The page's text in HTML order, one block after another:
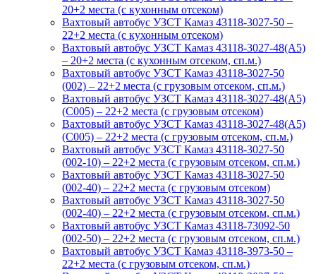
20+2 места (с кухонным отсеком)
Вахтовый автобус УЗСТ Камаз 43118-3027-50 –
22+2 места (с кухонным отсеком)
Вахтовый автобус УЗСТ Камаз 43118-3027-48(A5)
– 20+2 места (с кухонным отсеком, сп.м.)
Вахтовый автобус УЗСТ Камаз 43118-3027-50
(002) – 22+2 места (с грузовым отсеком, сп.м.)
Вахтовый автобус УЗСТ Камаз 43118-3027-48(A5)
(С005) – 22+2 места (с грузовым отсеком)
Вахтовый автобус УЗСТ Камаз 43118-3027-48(A5)
(С005) – 22+2 места (с грузовым отсеком, сп.м.)
Вахтовый автобус УЗСТ Камаз 43118-3027-50
(002-10) – 22+2 места (с грузовым отсеком, сп.м.)
Вахтовый автобус УЗСТ Камаз 43118-3027-50
(002-40) – 22+2 места (с грузовым отсеком)
Вахтовый автобус УЗСТ Камаз 43118-3027-50
(002-40) – 22+2 места (с грузовым отсеком, сп.м.)
Вахтовый автобус УЗСТ Камаз 43118-73092-50
(002-50) – 22+2 места (с грузовым отсеком, сп.м.)
Вахтовый автобус УЗСТ Камаз 43118-3973-50 –
22+2 места (с грузовым отсеком, сп.м.)